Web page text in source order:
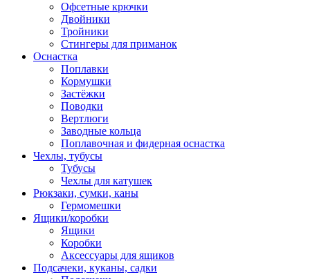
Офсетные крючки
Двойники
Тройники
Стингеры для приманок
Оснастка
Поплавки
Кормушки
Застёжки
Поводки
Вертлюги
Заводные кольца
Поплавочная и фидерная оснастка
Чехлы, тубусы
Тубусы
Чехлы для катушек
Рюкзаки, сумки, каны
Гермомешки
Ящики/коробки
Ящики
Коробки
Аксессуары для ящиков
Подсачеки, куканы, садки